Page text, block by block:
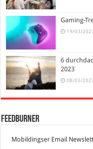
Gaming-
19/03/
6
2023
08/03/
FeedBurner
Mobildingser Email